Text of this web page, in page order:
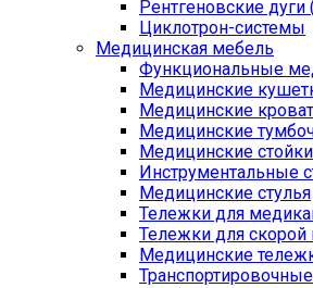
Рентгеновские дуги
Циклотрон-системы
Медицинская мебель
Функциональные
Медицинские
Медицинские
Медицинские
Медицинские стойки
Инструментальные
Медицинские стулья
Тележки для
Тележки для
Медицинские